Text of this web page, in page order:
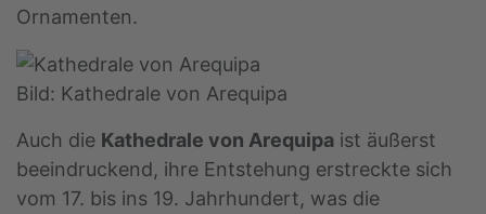
Ornamenten.
Bild: Kathedrale von Arequipa
Auch die Kathedrale von Arequipa ist äußerst
beeindruckend, ihre Entstehung erstreckte sich
vom 17. bis ins 19. Jahrhundert, was die